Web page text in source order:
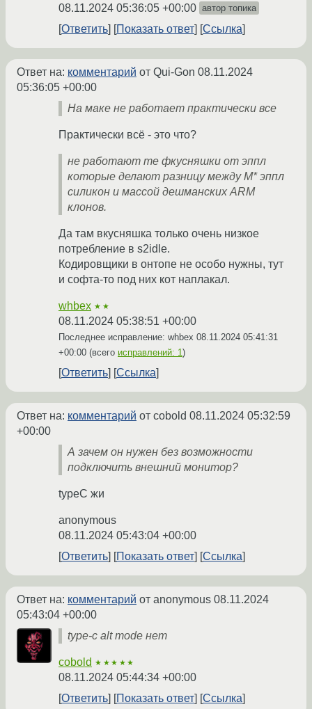
08.11.2024 05:36:05 +00:00 автор топика
Ответить Показать ответ Ссылка
Ответ на: комментарий от Qui-Gon 08.11.2024
05:36:05 +00:00
На маке не работает практически все
Практически всё - это что?
не работают те фкусняшки от эппл
которые делают разницу между M* эппл
силикон и массой дешманских ARM
клонов.
Да там вкусняшка только очень низкое
потребление в s2idle.
Кодировщики в онтопе не особо нужны, тут
и софта-то под них кот наплакал.
whbex ★★
08.11.2024 05:38:51 +00:00
Последнее исправление: whbex 08.11.2024 05:41:31
+00:00 (всего исправлений: 1)
Ответить Ссылка
Ответ на: комментарий от cobold 08.11.2024 05:32:59
+00:00
А зачем он нужен без возможности
подключить внешний монитор?
typeC жи
anonymous
08.11.2024 05:43:04 +00:00
Ответить
Показать ответ Ссылка
Ответ на: комментарий от anonymous 08.11.2024
05:43:04 +00:00
type-c alt mode нет
cobold ★★★★★
08.11.2024 05:44:34 +00:00
Ответить
Показать ответ Ссылка